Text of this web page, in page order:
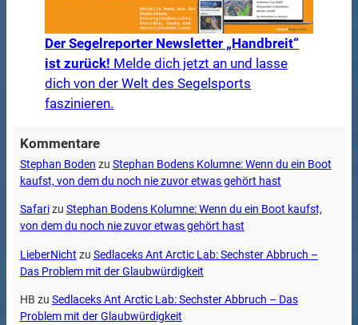
Der Segelreporter Newsletter „Handbreit“
ist zurück! Melde dich jetzt an und lasse
dich von der Welt des Segelsports
faszinieren.
Kommentare
Stephan Boden zu Stephan Bodens Kolumne: Wenn du ein Boot
kaufst, von dem du noch nie zuvor etwas gehört hast
Safarizu Stephan Bodens Kolumne: Wenn du ein Boot kaufst,
von dem du noch nie zuvor etwas gehört hast
LieberNicht zu Sedlaceks Ant Arctic Lab: Sechster Abbruch –
Das Problem mit der Glaubwürdigkeit
HB zu Sedlaceks Ant Arctic Lab: Sechster Abbruch – Das
Problem mit der Glaubwürdigkeit